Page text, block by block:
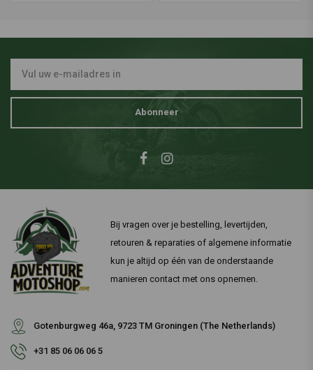
Abonneer
Bij vragen over je bestelling, levertijden,
retouren & reparaties of algemene informatie
kun je altijd op één van de onderstaande
manieren contact met ons opnemen.
Gotenburgweg 46a, 9723 TM Groningen (The Netherlands)
+31 85 06 06 06 5